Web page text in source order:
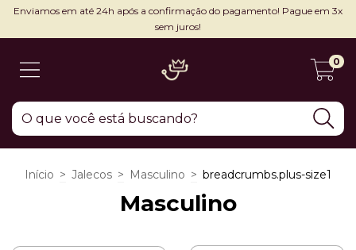
Enviamos em até 24h após a confirmação do pagamento! Pague em 3x
sem juros!
0
Início > Jalecos > Masculino > breadcrumbs.plus-size1
Masculino